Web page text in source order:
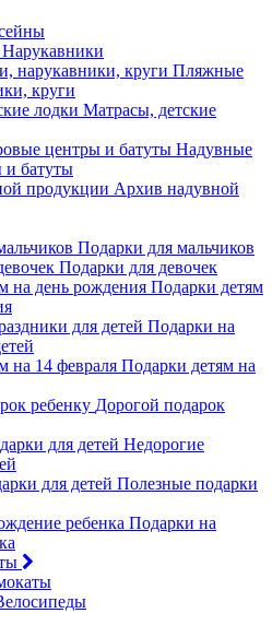
Нарукавники
Пляжные
круги
Матрасы, детские
Надувные
и батуты
Архив надувной
Подарки для мальчиков
Подарки для девочек
Подарки детям
Подарки на
Подарки детям на
Дорогой подарок
Недорогие
Полезные подарки
Подарки на